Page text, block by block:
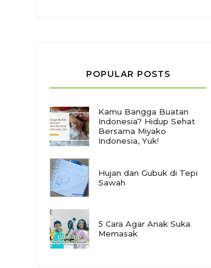
POPULAR POSTS
Kamu Bangga Buatan
Indonesia? Hidup Sehat
Bersama Miyako
Indonesia, Yuk!
Hujan dan Gubuk di Tepi
Sawah
5 Cara Agar Anak Suka
Memasak